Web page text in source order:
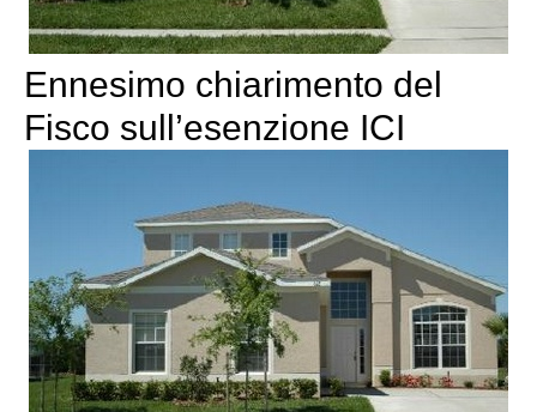
Ennesimo chiarimento del
Fisco sull’esenzione ICI